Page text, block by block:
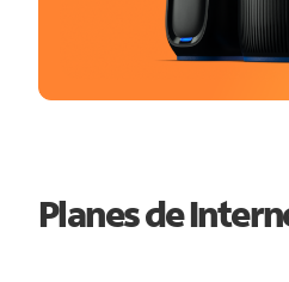
Planes de